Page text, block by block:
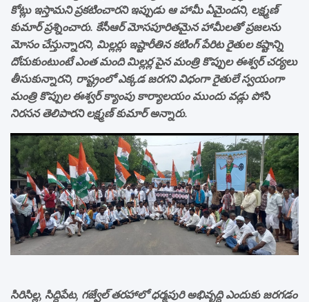
కోట్లు ఇస్తామని ప్రకటించారని ఇప్పుడు ఆ హామీ ఏమైందని, లక్ష్మణ్
కుమార్ ప్రశ్నించారు. కేసీఆర్ మోసపూరితమైన హామీలతో ప్రజలను
మోసం చేస్తున్నారని, మిల్లర్లు ఇష్టారీతిన కటింగ్ పేరిట రైతుల కష్టాన్ని
దోచుకుంటుంటే ఎంత మంది మిల్లర్ల పైన మంత్రి కొప్పుల ఈశ్వర్ చర్యలు
తీసుకున్నారని, రాష్ట్రంలో ఎక్కడ జరగని విధంగా రైతులే స్వయంగా
మంత్రి కొప్పుల ఈశ్వర్ క్యాంపు కార్యాలయం ముందు వడ్లు పోసి
నిరసన తెలిపారని లక్ష్మణ్ కుమార్ అన్నారు.
సిరిసిల్ల, సిద్దిపేట, గజ్వేల్ తరహాలో ధర్మపురి అభివృద్ది ఎందుకు జరగడం